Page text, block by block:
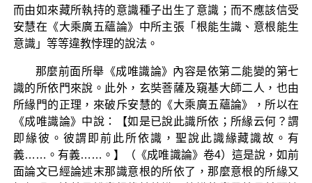
而由如來藏所執持的意識種子出生了意識；而不應該信受
安慧在《大乘廣五蘊論》中所主張「根能生識、意根能生
意識」等等違教悖理的說法。
那麼前面所舉《成唯識論》內容是依第二能變的第七
識的所依門來說。此外，玄奘菩薩及窺基大師二人，也由
所緣門的正理，來破斥安慧的《大乘廣五蘊論》，所以在
《成唯識論》中說：【如是已說此識所依；所緣云何？謂
即緣彼。彼謂即前此所依識，聖說此識緣藏識故。有
義……。有義……。】（《成唯識論》卷4）這是說，如前
面論文已經論述末那識意根的所依了，那麼意根的所緣又